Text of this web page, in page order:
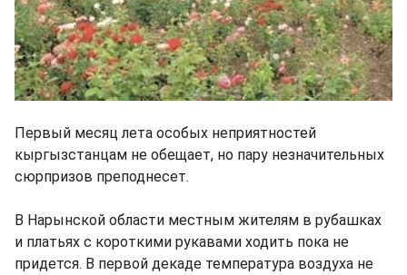
Первый месяц лета особых неприятностей
кыргызстанцам не обещает, но пару незначительных
сюрпризов преподнесет.
В Нарынской области местным жителям в рубашках
и платьях с короткими рукавами ходить пока не
придется. В первой декаде температура воздуха не